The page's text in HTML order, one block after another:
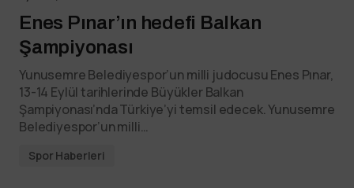
Enes Pınar’ın hedefi Balkan
Şampiyonası
Yunusemre Belediyespor’un milli judocusu Enes Pınar,
13-14 Eylül tarihlerinde Büyükler Balkan
Şampiyonası’nda Türkiye’yi temsil edecek. Yunusemre
Belediyespor’un milli…
Spor Haberleri